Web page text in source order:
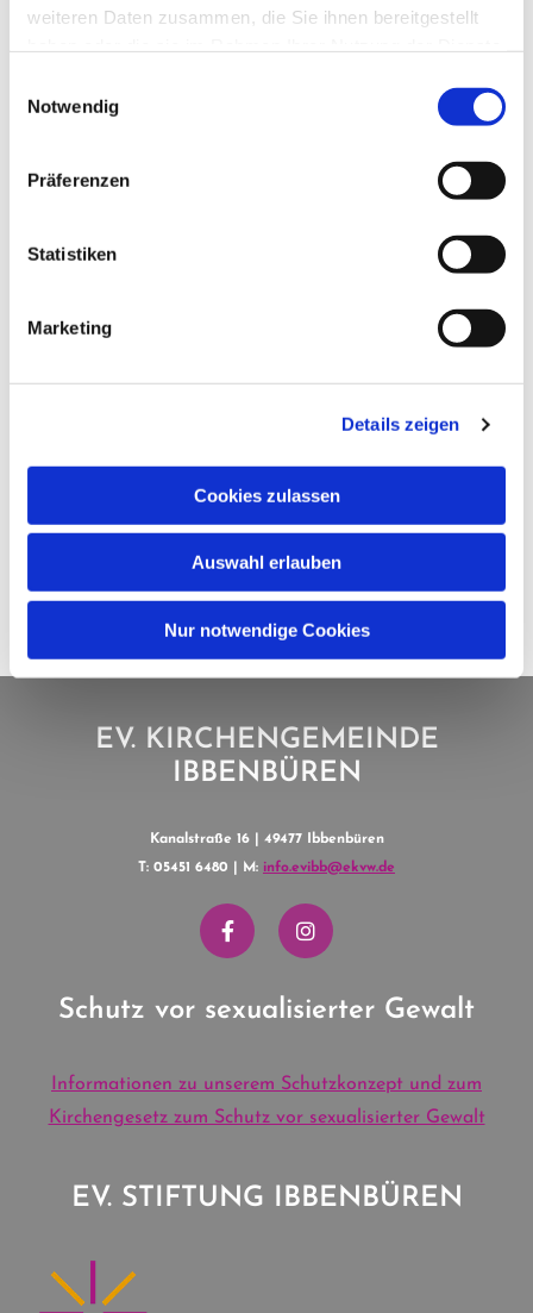
weiteren Daten zusammen, die Sie ihnen bereitgestellt
Notwendig
Präferenzen
Statistiken
Marketing
Details zeigen
Cookies zulassen
Auswahl erlauben
Nur notwendige Cookies
EV. KIRCHENGEMEINDE
IBBENBÜREN
Kanalstraße 16 | 49477 Ibbenbüren
T: 05451 6480 | M: info.evibb@ekvw.de
Schutz vor sexualisierter Gewalt
Informationen zu unserem Schutzkonzept und zum
Kirchengesetz zum Schutz vor sexualisierter Gewalt
EV. STIFTUNG IBBENBÜREN